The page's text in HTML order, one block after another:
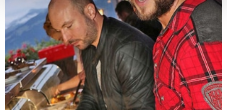
Erfahren Sie mehr darüber, wie Ihre persönlichen Daten
verarbeitet werden, und legen Sie Ihre Präferenzen im
Abschnitt Einzelheitenfest.
Wir verwenden Cookies, um Inhalte und Anzeigen zu
personalisieren, Funktionen für soziale Medien anbieten
zu können und die Zugriffe auf unsere Website zu
analysieren. Außerdem geben wir Informationen zu Ihrer
Verwendung unserer Website an unsere Partner für